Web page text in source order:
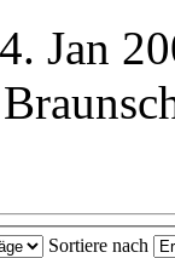
Jan
Sortiere nach